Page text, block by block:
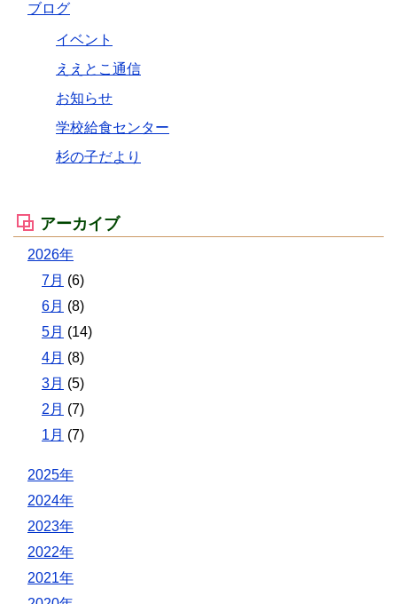
ブログ
イベント
ええとこ通信
お知らせ
学校給食センター
杉の子だより
アーカイブ
2026年
7月 (6)
6月 (8)
5月 (14)
4月 (8)
3月 (5)
2月 (7)
1月 (7)
2025年
2024年
2023年
2022年
2021年